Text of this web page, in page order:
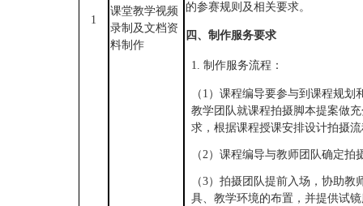
1
课堂教学视频
录制及文档资
料制作
的参赛规则及相关要求。
四、 制作服务要求
1. 制作服务流程：
（ 1）课程编导要参与到课程规划
教学团队就课程拍摄脚本提案做
求，根据课程授课安排设计拍摄
（2）课程编导与教师团队确定拍
（3）拍摄团队提前入场，协助教
具、教学环境的布置，并提供试